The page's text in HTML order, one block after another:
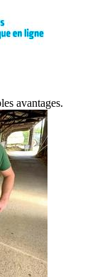
avantages.